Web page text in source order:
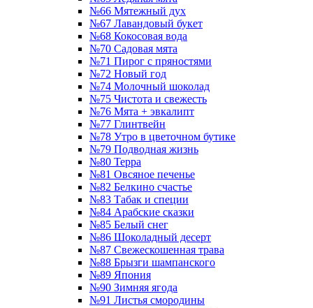
№66 Мятежный дух
№67 Лавандовый букет
№68 Кокосовая вода
№70 Садовая мята
№71 Пирог с пряностями
№72 Новый год
№74 Молочный шоколад
№75 Чистота и свежесть
№76 Мята + эвкалипт
№77 Глинтвейн
№78 Утро в цветочном бутике
№79 Подводная жизнь
№80 Терра
№81 Овсяное печенье
№82 Белкино счастье
№83 Табак и специи
№84 Арабские сказки
№85 Белый снег
№86 Шоколадный десерт
№87 Свежескошенная трава
№88 Брызги шампанского
№89 Япония
№90 Зимняя ягода
№91 Листья смородины